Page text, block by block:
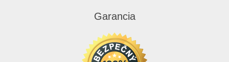
Garancia